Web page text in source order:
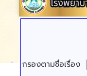
กรองตามชื่อเรื่อง